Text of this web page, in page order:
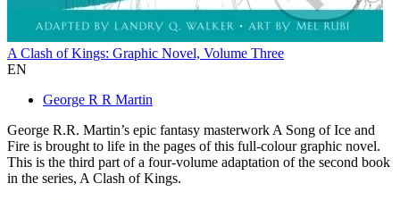
A Clash of Kings: Graphic Novel, Volume Three
EN
George R R Martin
George R.R. Martin’s epic fantasy masterwork A Song of Ice and
Fire is brought to life in the pages of this full-colour graphic novel.
This is the third part of a four-volume adaptation of the second book
in the series, A Clash of Kings.